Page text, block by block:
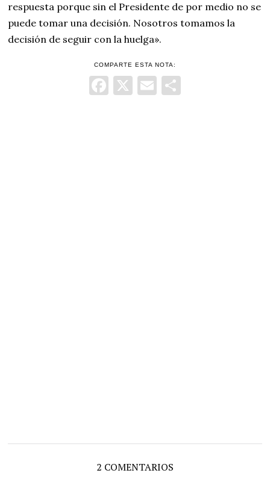
respuesta porque sin el Presidente de por medio no se
puede tomar una decisión. Nosotros tomamos la
decisión de seguir con la huelga».
COMPARTE ESTA NOTA:
Facebook
X Email
2 COMENTARIOS